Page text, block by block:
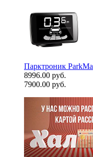
Парктроник
8996.00 руб.
7900.00 руб.